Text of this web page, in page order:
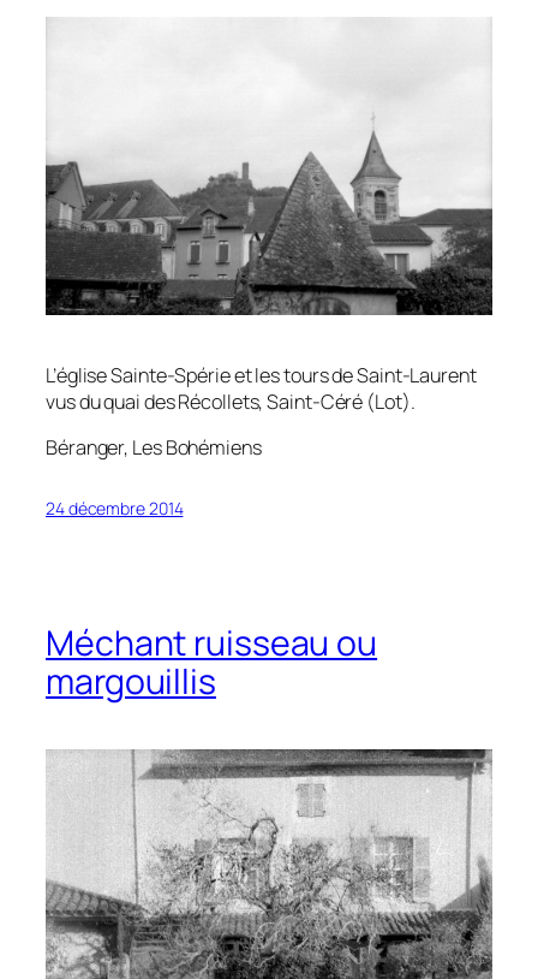
L’église Sainte-Spérie et les tours de Saint-Laurent
vus du quai des Récollets, Saint-Céré (Lot).
Béranger, Les Bohémiens
24 décembre 2014
Méchant ruisseau ou
margouillis